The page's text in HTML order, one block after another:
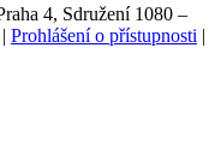
4, Sdružení 1080 –
| Prohlášení o přístupnosti |